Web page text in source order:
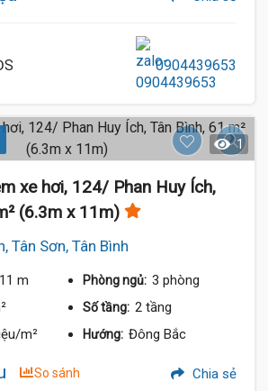
0904439653
1
xe hơi, 124/ Phan Huy Ích,
(6.3m x 11m)
Tân Sơn, Tân Bình
m Phòng ngủ: 3 phòng
Số tầng: 2 tầng
m² Hướng: Đông Bắc
So sánh Chia sẻ